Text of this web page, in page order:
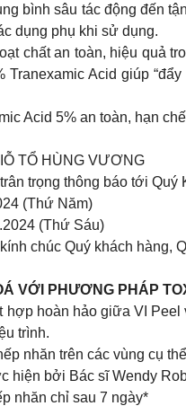
bình sâu tác động đến
dụng phụ khi sử dụng.
chất an toàn, hiệu quả
Acid giúp
Acid 5% an toàn, hạn
TỔ HÙNG VƯƠNG
trọng thông báo tới
(Thứ Năm)
(Thứ Sáu)
chúc Quý khách
VỚI PHƯƠNG PHÁP
hoàn hảo giữa VI Peel
trình.
nhăn trên các vùng cụ
hiện bởi Bác sĩ Wendy
nhăn chỉ sau 7 ngày*